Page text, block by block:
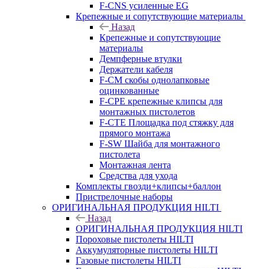
F-CNS усиленные EG
Крепежные и сопутствующие материалы
Назад
Крепежные и сопутствующие
материалы
Демпферные втулки
Держатели кабеля
F-CM скобы однолапковые
оцинкованные
F-CPE крепежные клипсы для
монтажных пистолетов
F-CTE Площадка под стяжку для
прямого монтажа
F-SW Шайба для монтажного
пистолета
Монтажная лента
Средства для ухода
Комплекты гвозди+клипсы+баллон
Пристрелочные наборы
ОРИГИНАЛЬНАЯ ПРОДУКЦИЯ HILTI
Назад
ОРИГИНАЛЬНАЯ ПРОДУКЦИЯ HILTI
Пороховые пистолеты HILTI
Аккумуляторные пистолеты HILTI
Газовые пистолеты HILTI